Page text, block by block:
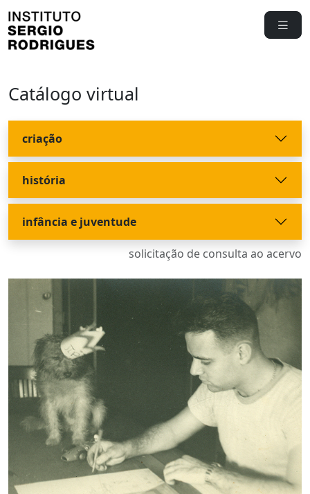
Catálogo virtual
criação
história
infância e juventude
solicitação de consulta ao acervo